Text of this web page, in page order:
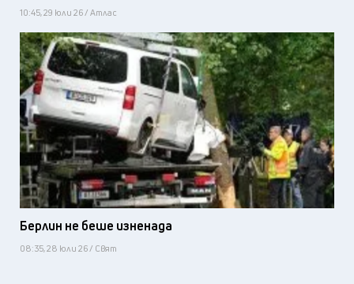
10:45, 29 юли 26 / Атлас
Берлин не беше изненада
08:35, 28 юли 26 / Свят